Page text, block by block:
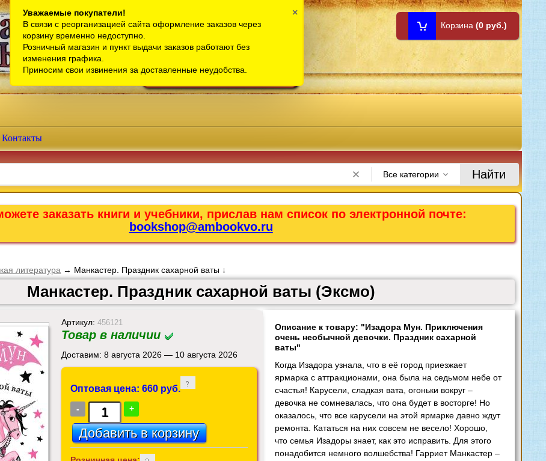
Телефон интернет-магазина:
Телефон розничного магазина:
bookshop@ambookvo.ru
Работаем ежедневно с 10:00 до 21:00
Корзина (0 руб.)
Контакты
Все категории Найти
заказать книги и учебники, прислав нам список по электронной почте:
bookshop@ambookvo.ru
литература → Манкастер. Праздник сахарной ваты ↓
Манкастер. Праздник сахарной ваты (Эксмо)
Артикул:456121
Товар в наличии
Доставим: 8 августа 2026 — 10 августа 2026
Оптовая цена: 660 руб.
- +
Описание к товару: "Изадора Мун. Приключения
очень необычной девочки. Праздник сахарной
ваты"
Когда Изадора узнала, что в её город приезжает
ярмарка с аттракционами, она была на седьмом небе от
счастья! Карусели, сладкая вата, огоньки вокруг –
девочка не сомневалась, что она будет в восторге! Но
оказалось, что все карусели на этой ярмарке давно ждут
ремонта. Кататься на них совсем не весело! Хорошо,
что семья Изадоры знает, как это исправить. Для этого
понадобится немного волшебства! Гарриет Манкастер –
Уважаемые покупатели!
В связи с реорганизацией сайта оформление заказов через
корзину временно недоступно.
Розничный магазин и пункт выдачи заказов работают без
изменения графика.
Приносим свои извинения за доставленные неудобства.
×